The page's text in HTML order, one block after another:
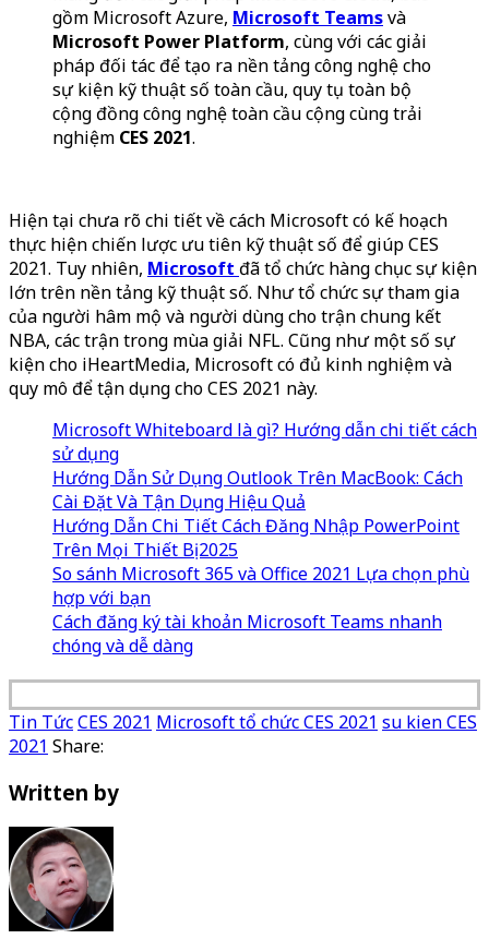
gồm Microsoft Azure, Microsoft Teamsvà
Microsoft Power Platform, cùng với các giải
pháp đối tác để tạo ra nền tảng công nghệ cho
sự kiện kỹ thuật số toàn cầu, quy tụ toàn bộ
cộng đồng công nghệ toàn cầu cộng cùng trải
nghiệm CES 2021.
Hiện tại chưa rõ chi tiết về cách Microsoft có kế hoạch
thực hiện chiến lược ưu tiên kỹ thuật số để giúp CES
2021. Tuy nhiên, Microsoft đã tổ chức hàng chục sự kiện
lớn trên nền tảng kỹ thuật số. Như tổ chức sự tham gia
của người hâm mộ và người dùng cho trận chung kết
NBA, các trận trong mùa giải NFL. Cũng như một số sự
kiện cho iHeartMedia, Microsoft có đủ kinh nghiệm và
quy mô để tận dụng cho CES 2021 này.
Microsoft Whiteboard là gì? Hướng dẫn chi tiết cách
sử dụng
Hướng Dẫn Sử Dụng Outlook Trên MacBook: Cách
Cài Đặt Và Tận Dụng Hiệu Quả
Hướng Dẫn Chi Tiết Cách Đăng Nhập PowerPoint
Trên Mọi Thiết Bị 2025
So sánh Microsoft 365 và Office 2021 Lựa chọn phù
hợp với bạn
Cách đăng ký tài khoản Microsoft Teams nhanh
chóng và dễ dàng
Tin TứcCES 2021 Microsoft tổ chức CES 2021 su kien CES
2021 Share:
Written by